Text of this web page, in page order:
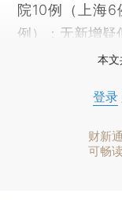
院10例（上海
例）；无新增疑
本文
登录
财新
可畅